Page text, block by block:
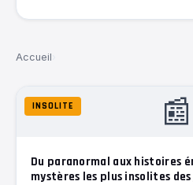
Accueil
📰
INSOLITE
Du paranormal aux histoires
mystères les plus insolites